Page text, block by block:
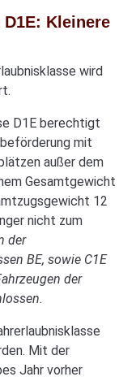
Kleinere
wird
D1E berechtigt
mit
außer dem
Gesamtgewicht
12
nicht zum
der
BE, sowie C1E
der
Mit der
Jahr vorher